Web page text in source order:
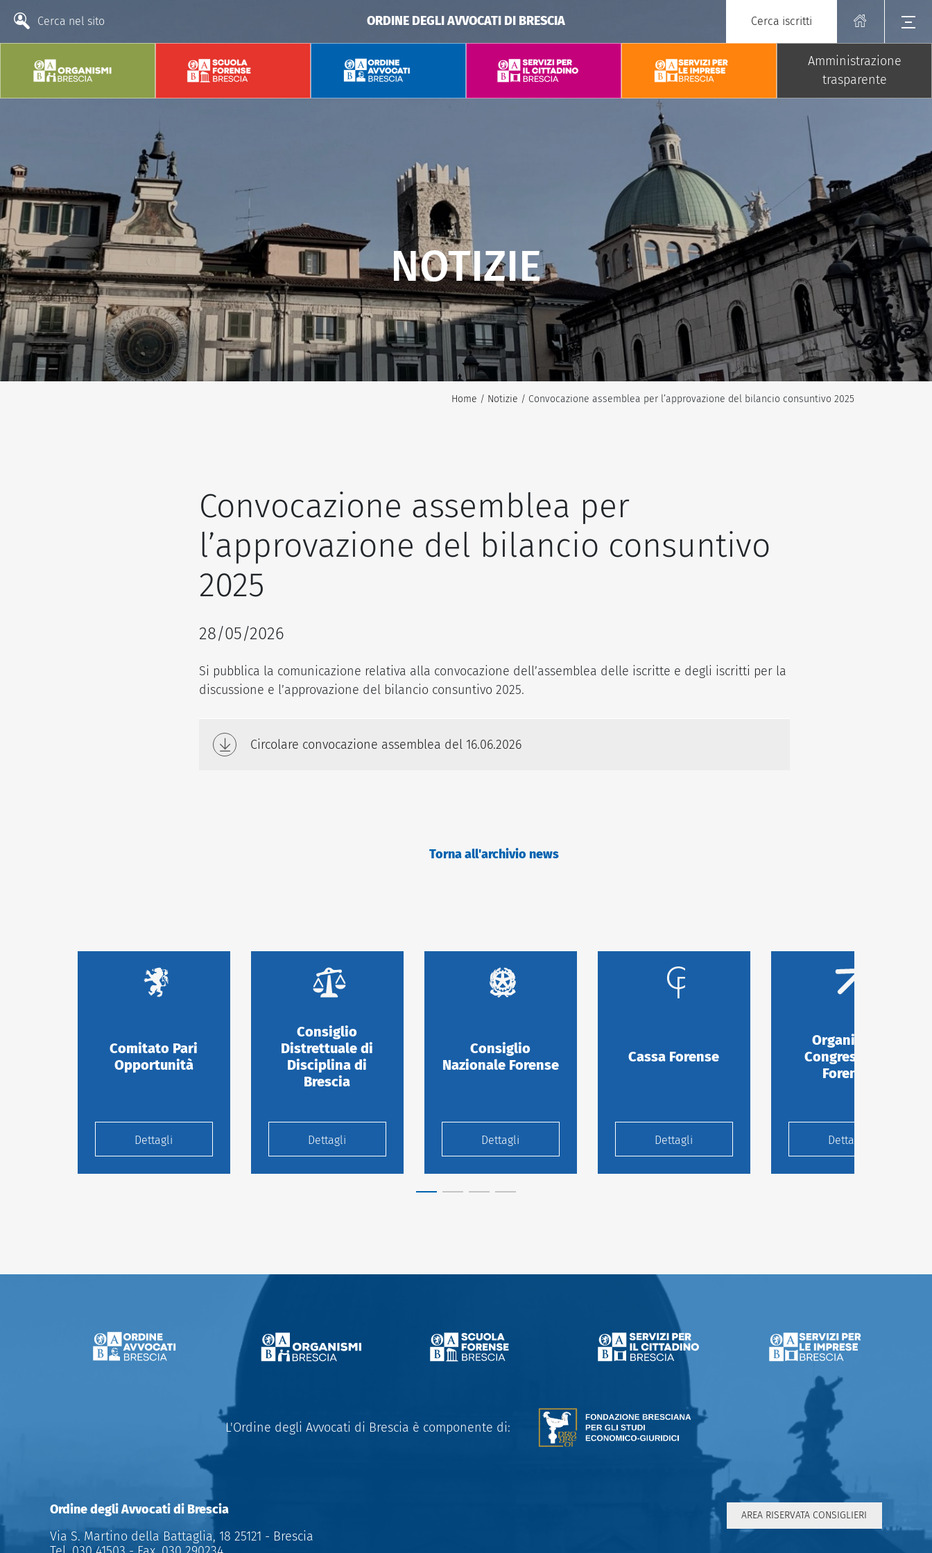
Cerca nel sito ORDINE DEGLI AVVOCATI DI BRESCIA Cerca iscritti
Amministrazione
trasparente
NOTIZIE
Home / Notizie / Convocazione assemblea per l’approvazione del bilancio consuntivo 2025
Convocazione assemblea per
l’approvazione del bilancio consuntivo
2025
28/05/2026
Si pubblica la comunicazione relativa alla convocazione dell’assemblea delle iscritte e degli iscritti per la
discussione e l’approvazione del bilancio consuntivo 2025.
Circolare convocazione assemblea del 16.06.2026
Torna all'archivio news
Comitato Pari
Opportunità
Dettagli
Consiglio
Distrettuale di
Disciplina di
Brescia
Dettagli
Consiglio
Nazionale Forense
Dettagli
Cassa Forense
Dettagli
Organismo
Congressuale
Forense
Dettagli
L'Ordine degli Avvocati di Brescia è componente di:
Ordine degli Avvocati di Brescia
Via S. Martino della Battaglia, 18 25121 - Brescia
AREA RISERVATA CONSIGLIERI